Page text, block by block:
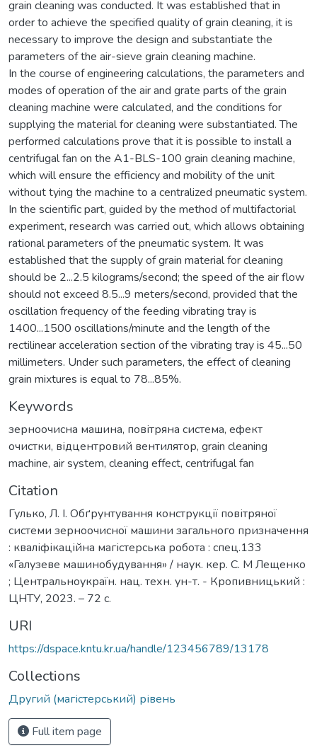
grain cleaning was conducted. It was established that in
order to achieve the specified quality of grain cleaning, it is
necessary to improve the design and substantiate the
parameters of the air-sieve grain cleaning machine.
In the course of engineering calculations, the parameters and
modes of operation of the air and grate parts of the grain
cleaning machine were calculated, and the conditions for
supplying the material for cleaning were substantiated. The
performed calculations prove that it is possible to install a
centrifugal fan on the A1-BLS-100 grain cleaning machine,
which will ensure the efficiency and mobility of the unit
without tying the machine to a centralized pneumatic system.
In the scientific part, guided by the method of multifactorial
experiment, research was carried out, which allows obtaining
rational parameters of the pneumatic system. It was
established that the supply of grain material for cleaning
should be 2...2.5 kilograms/second; the speed of the air flow
should not exceed 8.5...9 meters/second, provided that the
oscillation frequency of the feeding vibrating tray is
1400...1500 oscillations/minute and the length of the
rectilinear acceleration section of the vibrating tray is 45...50
millimeters. Under such parameters, the effect of cleaning
grain mixtures is equal to 78...85%.
Keywords
зерноочисна машина, повітряна система, ефект
очистки, відцентровий вентилятор, grain cleaning
machine, air system, cleaning effect, centrifugal fan
Citation
Гулько, Л. І. Обґрунтування конструкції повітряної
системи зерноочисної машини загального призначення
: кваліфікаційна магістерська робота : спец.133
«Галузеве машинобудування» / наук. кер. С. М Лещенко
; Центральноукраїн. нац. техн. ун-т. - Кропивницький :
ЦНТУ, 2023. – 72 с.
URI
https://dspace.kntu.kr.ua/handle/123456789/13178
Collections
Другий (магістерський) рівень
Full item page